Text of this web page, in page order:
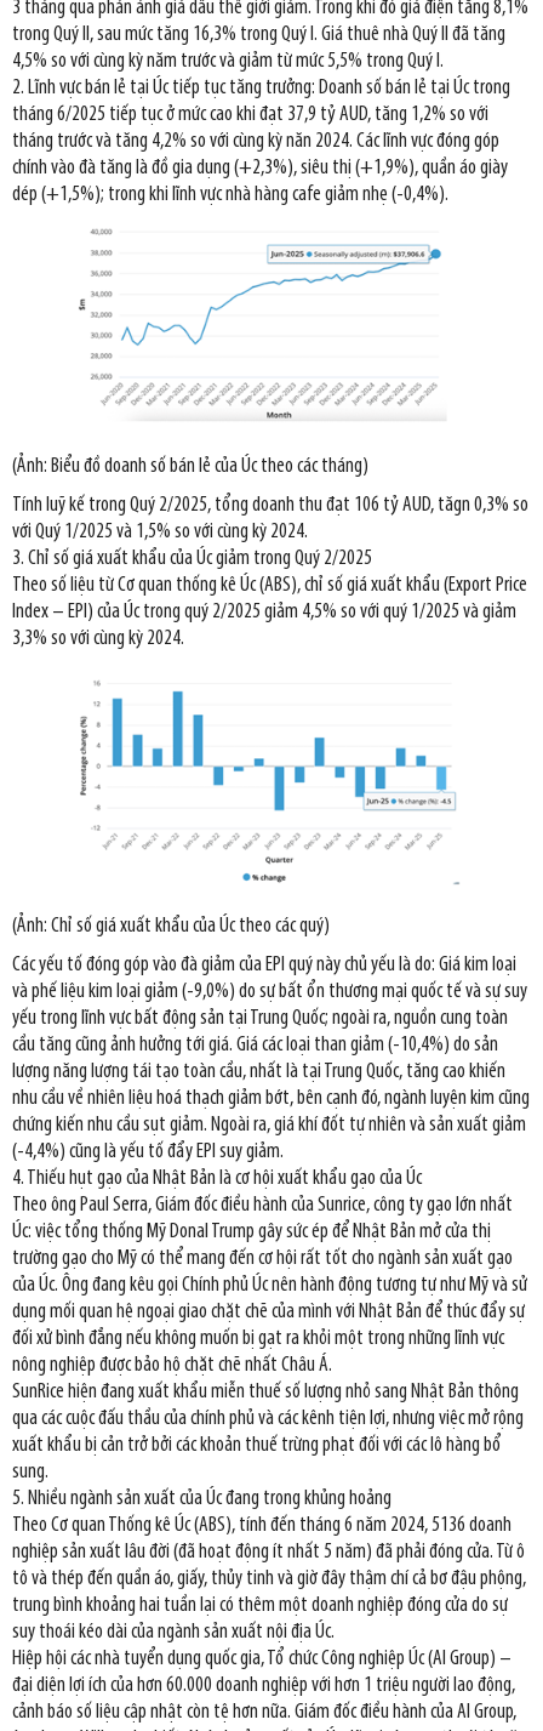
3 tháng qua phản ánh giá dầu thế giới giảm. Trong khi đó giá điện tăng 8,1%
trong Quý II, sau mức tăng 16,3% trong Quý I. Giá thuê nhà Quý II đã tăng
4,5% so với cùng kỳ năm trước và giảm từ mức 5,5% trong Quý I.
2. Lĩnh vực bán lẻ tại Úc tiếp tục tăng trưởng: Doanh số bán lẻ tại Úc trong
tháng 6/2025 tiếp tục ở mức cao khi đạt 37,9 tỷ AUD, tăng 1,2% so với
tháng trước và tăng 4,2% so với cùng kỳ năn 2024. Các lĩnh vực đóng góp
chính vào đà tăng là đồ gia dụng (+2,3%), siêu thị (+1,9%), quần áo giày
dép (+1,5%); trong khi lĩnh vực nhà hàng cafe giảm nhẹ (-0,4%).
(Ảnh: Biểu đồ doanh số bán lẻ của Úc theo các tháng)
Tính luỹ kế trong Quý 2/2025, tổng doanh thu đạt 106 tỷ AUD, tăgn 0,3% so
với Quý 1/2025 và 1,5% so với cùng kỳ 2024.
3. Chỉ số giá xuất khẩu của Úc giảm trong Quý 2/2025
Theo số liệu từ Cơ quan thống kê Úc (ABS), chỉ số giá xuất khẩu (Export Price
Index – EPI) của Úc trong quý 2/2025 giảm 4,5% so với quý 1/2025 và giảm
3,3% so với cùng kỳ 2024.
(Ảnh: Chỉ số giá xuất khẩu của Úc theo các quý)
Các yếu tố đóng góp vào đà giảm của EPI quý này chủ yếu là do: Giá kim loại
và phế liệu kim loại giảm (-9,0%) do sự bất ổn thương mại quốc tế và sự suy
yếu trong lĩnh vực bất động sản tại Trung Quốc; ngoài ra, nguồn cung toàn
cầu tăng cũng ảnh hưởng tới giá. Giá các loại than giảm (-10,4%) do sản
lượng năng lượng tái tạo toàn cầu, nhất là tại Trung Quốc, tăng cao khiến
nhu cầu về nhiên liệu hoá thạch giảm bớt, bên cạnh đó, ngành luyện kim cũng
chứng kiến nhu cầu sụt giảm. Ngoài ra, giá khí đốt tự nhiên và sản xuất giảm
(-4,4%) cũng là yếu tố đẩy EPI suy giảm.
4. Thiếu hụt gạo của Nhật Bản là cơ hội xuất khẩu gạo của Úc
Theo ông Paul Serra, Giám đốc điều hành của Sunrice, công ty gạo lớn nhất
Úc: việc tổng thống Mỹ Donal Trump gây sức ép để Nhật Bản mở cửa thị
trường gạo cho Mỹ có thể mang đến cơ hội rất tốt cho ngành sản xuất gạo
của Úc. Ông đang kêu gọi Chính phủ Úc nên hành động tương tự như Mỹ và sử
dụng mối quan hệ ngoại giao chặt chẽ của mình với Nhật Bản để thúc đẩy sự
đối xử bình đẳng nếu không muốn bị gạt ra khỏi một trong những lĩnh vực
nông nghiệp được bảo hộ chặt chẽ nhất Châu Á.
SunRice hiện đang xuất khẩu miễn thuế số lượng nhỏ sang Nhật Bản thông
qua các cuộc đấu thầu của chính phủ và các kênh tiện lợi, nhưng việc mở rộng
xuất khẩu bị cản trở bởi các khoản thuế trừng phạt đối với các lô hàng bổ
sung.
5. Nhiều ngành sản xuất của Úc đang trong khủng hoảng
Theo Cơ quan Thống kê Úc (ABS), tính đến tháng 6 năm 2024, 5136 doanh
nghiệp sản xuất lâu đời (đã hoạt động ít nhất 5 năm) đã phải đóng cửa. Từ ô
tô và thép đến quần áo, giấy, thủy tinh và giờ đây thậm chí cả bơ đậu phộng,
trung bình khoảng hai tuần lại có thêm một doanh nghiệp đóng cửa do sự
suy thoái kéo dài của ngành sản xuất nội địa Úc.
Hiệp hội các nhà tuyển dụng quốc gia, Tổ chức Công nghiệp Úc (AI Group) –
đại diện lợi ích của hơn 60.000 doanh nghiệp với hơn 1 triệu người lao động,
cảnh báo số liệu cập nhật còn tệ hơn nữa. Giám đốc điều hành của AI Group,